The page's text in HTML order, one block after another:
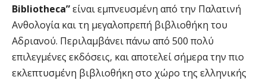
Bibliotheca”είναι εμπνευσμένη από την Παλατινή
Ανθολογία και τη μεγαλοπρεπή βιβλιοθήκη του
Αδριανού. Περιλαμβάνει πάνω από 500 πολύ
επιλεγμένες εκδόσεις, και αποτελεί σήμερα την πιο
εκλεπτυσμένη βιβλιοθήκη στο χώρο της ελληνικής